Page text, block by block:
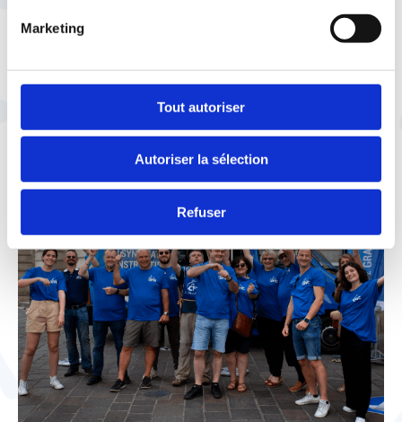
Marketing
Tout autoriser
Autoriser la sélection
Refuser